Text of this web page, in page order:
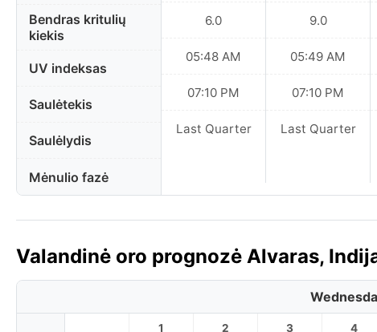
Bendras kritulių
kiekis
UV indeksas
Saulėtekis
Saulėlydis
Mėnulio fazė
6.0
05:48 AM
07:10 PM
Last Quarter
9.0
05:49 AM
07:10 PM
Last Quarter
Valandinė oro prognozė Alvaras,
1 2 3 4